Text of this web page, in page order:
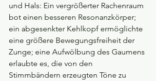
und Hals: Ein vergrößerter Rachenraum
bot einen besseren Resonanzkörper;
ein abgesenkter Kehlkopf ermöglichte
eine größere Bewegungsfreiheit der
Zunge; eine Aufwölbung des Gaumens
erlaubte es, die von den
Stimmbändern erzeugten Töne zu